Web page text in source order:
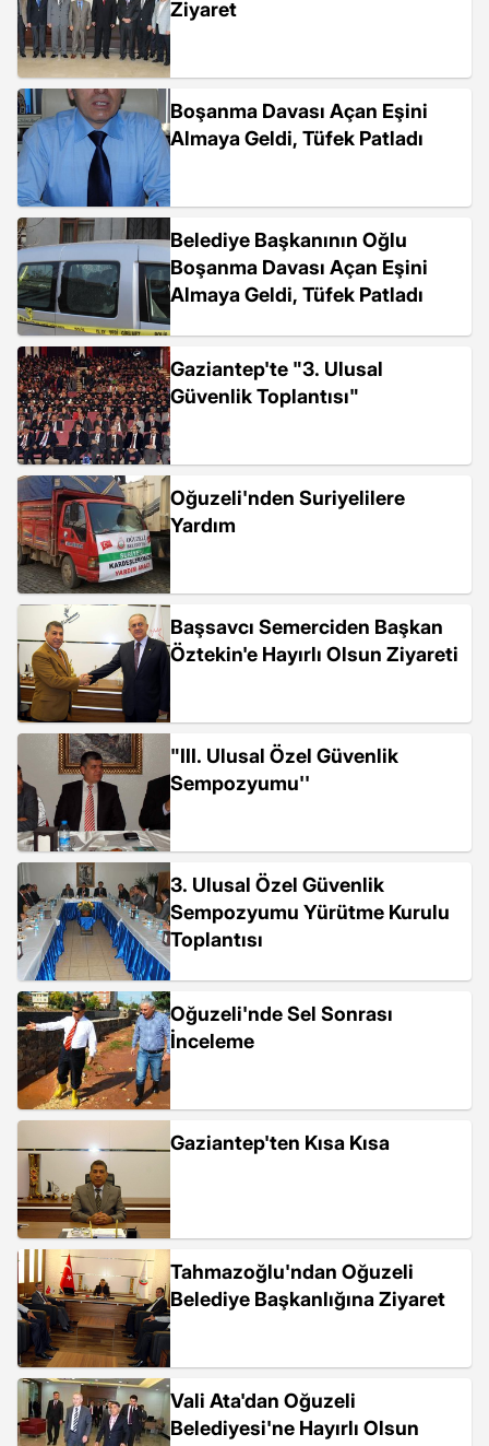
Ziyaret
Boşanma Davası Açan Eşini
Almaya Geldi, Tüfek Patladı
Belediye Başkanının Oğlu
Boşanma Davası Açan Eşini
Almaya Geldi, Tüfek Patladı
Gaziantep'te "3. Ulusal
Güvenlik Toplantısı"
Oğuzeli'nden Suriyelilere
Yardım
Başsavcı Semerciden Başkan
Öztekin'e Hayırlı Olsun Ziyareti
"III. Ulusal Özel Güvenlik
Sempozyumu''
3. Ulusal Özel Güvenlik
Sempozyumu Yürütme Kurulu
Toplantısı
Oğuzeli'nde Sel Sonrası
İnceleme
Gaziantep'ten Kısa Kısa
Tahmazoğlu'ndan Oğuzeli
Belediye Başkanlığına Ziyaret
Vali Ata'dan Oğuzeli
Belediyesi'ne Hayırlı Olsun